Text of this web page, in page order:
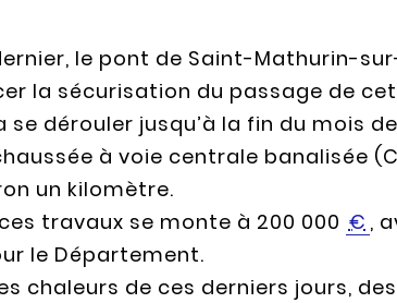
le pont de Saint-Mathurin-
la sécurisation du passage de
se dérouler jusqu’à la fin du mois
à voie centrale banalisée
un kilomètre.
travaux se monte à 200 000 € ,
le Département.
chaleurs de ces derniers jours,